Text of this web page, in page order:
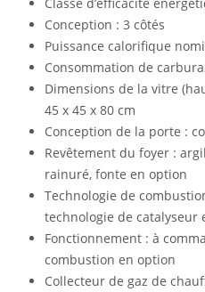
Conception : 3 côtés
Puissance calorifique
Consommation de
Dimensions de la vitre
45 x 45 x 80 cm
Conception de la porte :
Revêtement du foyer :
rainuré, fonte en option
Technologie de
technologie de catalyseur
Fonctionnement : à
combustion en option
Collecteur de gaz de